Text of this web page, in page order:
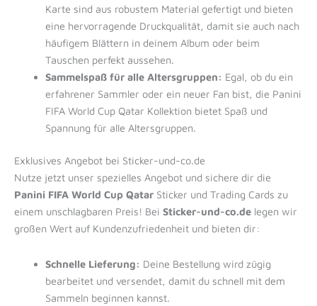
Karte sind aus robustem Material gefertigt und bieten
eine hervorragende Druckqualität, damit sie auch nach
häufigem Blättern in deinem Album oder beim
Tauschen perfekt aussehen.
Sammelspaß für alle Altersgruppen: Egal, ob du ein
erfahrener Sammler oder ein neuer Fan bist, die Panini
FIFA World Cup Qatar Kollektion bietet Spaß und
Spannung für alle Altersgruppen.
Exklusives Angebot bei Sticker-und-co.de
Nutze jetzt unser spezielles Angebot und sichere dir die
Panini FIFA World Cup Qatar Sticker und Trading Cards zu
einem unschlagbaren Preis! Bei Sticker-und-co.de legen wir
großen Wert auf Kundenzufriedenheit und bieten dir:
Schnelle Lieferung: Deine Bestellung wird zügig
bearbeitet und versendet, damit du schnell mit dem
Sammeln beginnen kannst.